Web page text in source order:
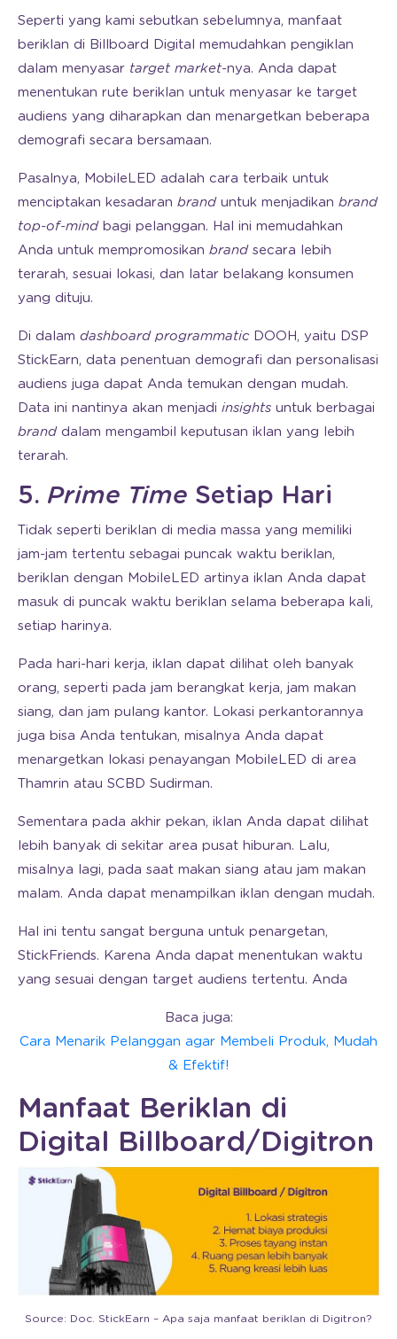
Seperti yang kami sebutkan sebelumnya, manfaat
beriklan di Billboard Digital memudahkan pengiklan
dalam menyasar target market-nya. Anda dapat
menentukan rute beriklan untuk menyasar ke target
audiens yang diharapkan dan menargetkan beberapa
demografi secara bersamaan.
Pasalnya, MobileLED adalah cara terbaik untuk
menciptakan kesadaran brand untuk menjadikan brand
top-of-mind bagi pelanggan. Hal ini memudahkan
Anda untuk mempromosikan brand secara lebih
terarah, sesuai lokasi, dan latar belakang konsumen
yang dituju.
Di dalam dashboard programmaticDOOH, yaitu DSP
StickEarn, data penentuan demografi dan personalisasi
audiens juga dapat Anda temukan dengan mudah.
Data ini nantinya akan menjadi insights untuk berbagai
brand dalam mengambil keputusan iklan yang lebih
terarah.
5. Prime Time Setiap Hari
Tidak seperti beriklan di media massa yang memiliki
jam-jam tertentu sebagai puncak waktu beriklan,
beriklan dengan MobileLED artinya iklan Anda dapat
masuk di puncak waktu beriklan selama beberapa kali,
setiap harinya.
Pada hari-hari kerja, iklan dapat dilihat oleh banyak
orang, seperti pada jam berangkat kerja, jam makan
siang, dan jam pulang kantor. Lokasi perkantorannya
juga bisa Anda tentukan, misalnya Anda dapat
menargetkan lokasi penayangan MobileLED di area
Thamrin atau SCBD Sudirman.
Sementara pada akhir pekan, iklan Anda dapat dilihat
lebih banyak di sekitar area pusat hiburan. Lalu,
misalnya lagi, pada saat makan siang atau jam makan
malam. Anda dapat menampilkan iklan dengan mudah.
Hal ini tentu sangat berguna untuk penargetan,
StickFriends. Karena Anda dapat menentukan waktu
yang sesuai dengan target audiens tertentu. Anda
Baca juga:
Cara Menarik Pelanggan agar Membeli Produk, Mudah
& Efektif!
Manfaat Beriklan di
Digital Billboard/Digitron
Source: Doc. StickEarn – Apa saja manfaat beriklan di Digitron?